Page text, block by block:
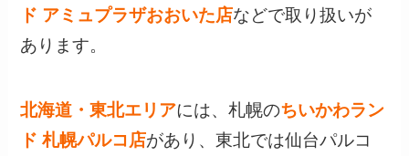
ド アミュプラザおおいた店などで取り扱いが
あります。
北海道・東北エリアには、札幌のちいかわラン
ド 札幌パルコ店があり、東北では仙台パルコ